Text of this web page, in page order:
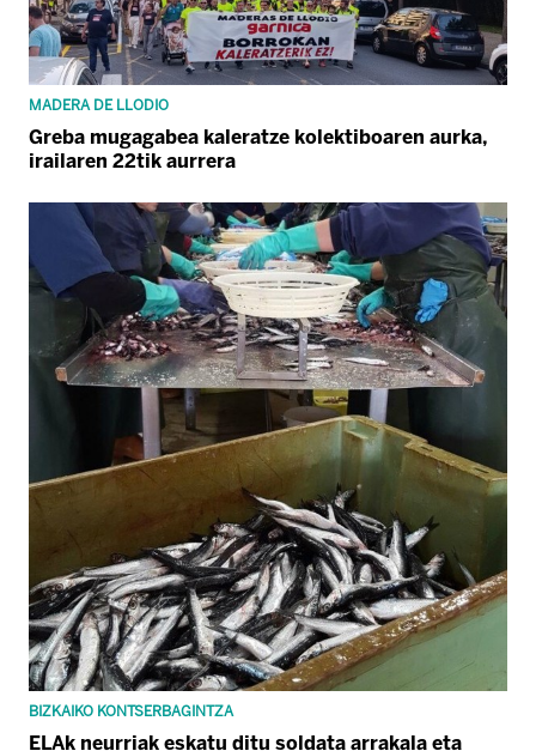
MADERA DE LLODIO
Greba mugagabea kaleratze kolektiboaren aurka,
irailaren 22tik aurrera
BIZKAIKO KONTSERBAGINTZA
ELAk neurriak eskatu ditu soldata arrakala eta